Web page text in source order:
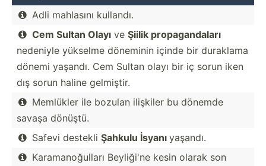
 Adli mahlasını kullandı.
 Cem Sultan Olayıve Şiilik propag­and­aları
nedeniyle yükselme döneminin içinde bir duraklama
dönemi yaşandı. Cem Sultan olayı bir iç sorun iken
dış sorun haline gelmiştir.

Memlükler ile bozulan ilişkiler bu dönemde
savaşa dönüştü.
 Safevi destekli Şahkulu İsyanı yaşandı.

Karama­noğ­ulları Beyliği'ne kesin olarak son